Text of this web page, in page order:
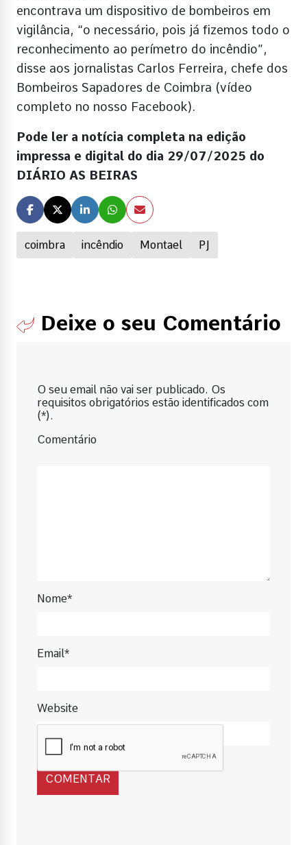
coimbra incêndio Montael PJ
encontrava um dispositivo de bombeiros em
vigilância, “o necessário, pois já fizemos todo o
reconhecimento ao perímetro do incêndio”,
disse aos jornalistas Carlos Ferreira, chefe dos
Bombeiros Sapadores de Coimbra (vídeo
completo no nosso Facebook).
Pode ler a notícia completa na edição
impressa e digital do dia 29/07/2025 do
DIÁRIO AS BEIRAS
Deixe o seu Comentário
O seu email não vai ser publicado. Os
requisitos obrigatórios estão identificados com
(*).
Comentário
Nome*
Email*
Website